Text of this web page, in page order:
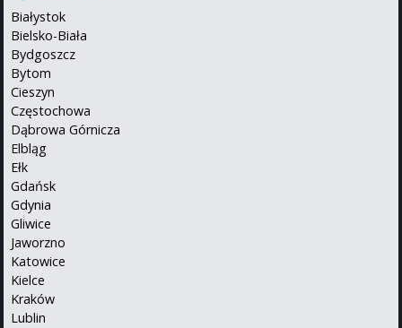
Białystok
Bielsko-Biała
Bydgoszcz
Bytom
Cieszyn
Częstochowa
Dąbrowa Górnicza
Elbląg
Ełk
Gdańsk
Gdynia
Gliwice
Jaworzno
Katowice
Kielce
Kraków
Lublin